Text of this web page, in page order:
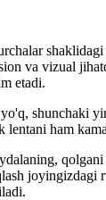
va vizual
etadi.
shunchaki
lentani ham
qolgani
joyingizdagi